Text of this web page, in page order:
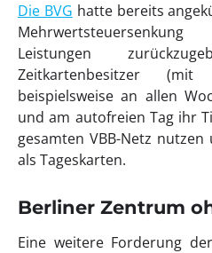
Die BVG hatte bereits
Leistungen
Zeitkartenbesitzer (mit
beispielsweise an allen
und am autofreien Tag ihr
gesamten VBB-Netz
als Tageskarten.
Berliner Zentrum
Eine weitere Forderung